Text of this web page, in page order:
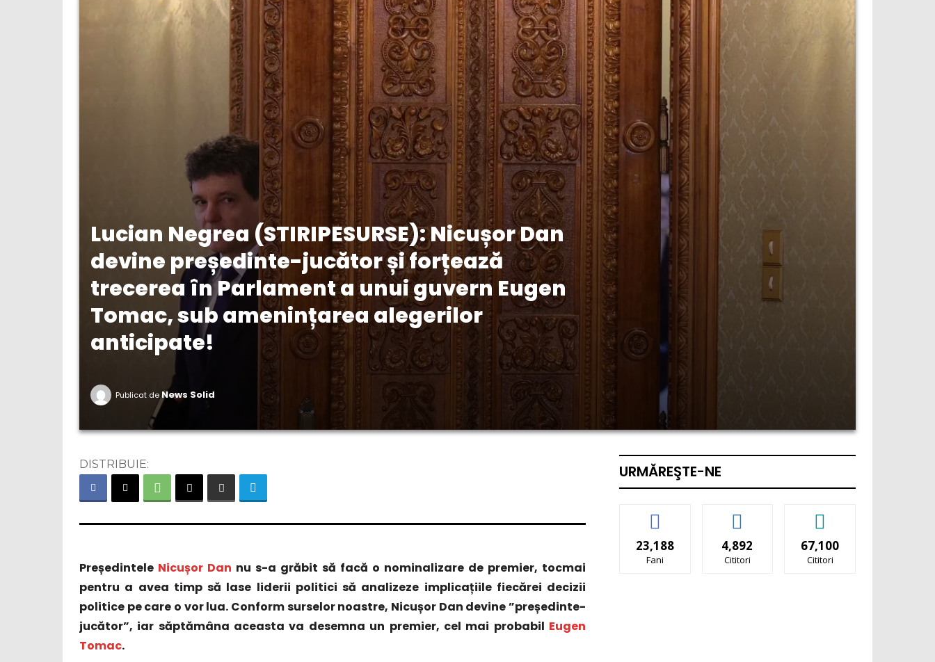
Lucian Negrea (STIRIPESURSE): Nicușor Dan
devine președinte-jucător și forțează
trecerea în Parlament a unui guvern Eugen
Tomac, sub amenințarea alegerilor
anticipate!
Publicat deNews Solid
DISTRIBUIE:
Președintele Nicușor Dan nu s-a grăbit să facă o nominalizare de premier, tocmai
pentru a avea timp să lase liderii politici să analizeze implicațiile fiecărei decizii
politice pe care o vor lua. Conform surselor noastre, Nicușor Dan devine ”președinte-
jucător”, iar săptămâna aceasta va desemna un premier, cel mai probabil Eugen
Tomac.
URMĂREŞTE-NE
23,188
Fani
4,892
Cititori
67,100
Cititori